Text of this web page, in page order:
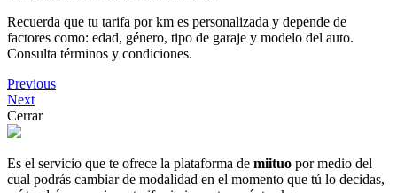
Recuerda que tu tarifa por km es personalizada y depende de
factores como: edad, género, tipo de garaje y modelo del auto.
Consulta términos y condiciones.
Previous
Next
Cerrar
Es el servicio que te ofrece la plataforma de miituo por medio del
cual podrás cambiar de modalidad en el momento que tú lo decidas,